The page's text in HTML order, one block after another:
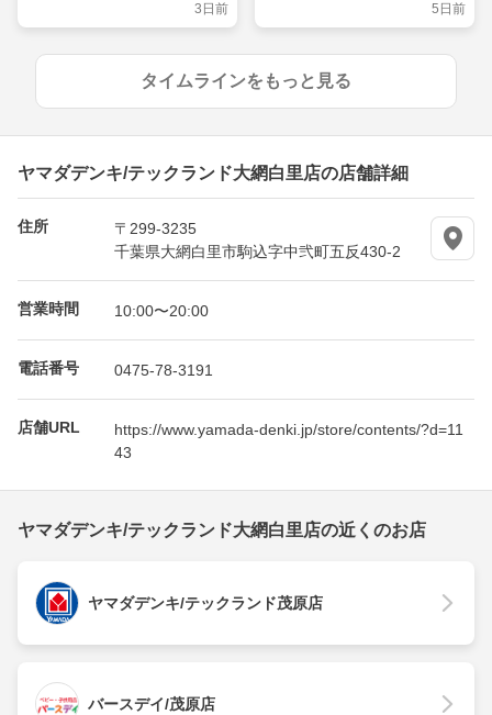
3日前 5日前
タイムラインをもっと見る
ヤマダデンキ/テックランド大網白里店の店舗詳細
住所
〒299-3235
千葉県大網白里市駒込字中弐町五反430-2
営業時間 10:00〜20:00
電話番号 0475-78-3191
店舗URL
https://www.yamada-denki.jp/store/contents/?d=11
43
ヤマダデンキ/テックランド大網白里店の近くのお店
ヤマダデンキ/テックランド茂原店
バースデイ/茂原店